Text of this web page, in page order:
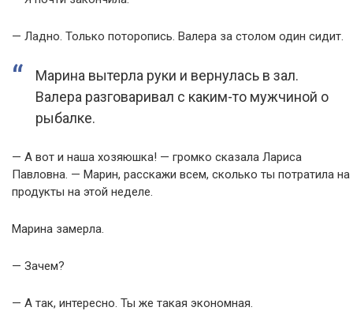
— Ладно. Только поторопись. Валера за столом один сидит.
Марина вытерла руки и вернулась в зал.
Валера разговаривал с каким-то мужчиной о
рыбалке.
— А вот и наша хозяюшка! — громко сказала Лариса
Павловна. — Марин, расскажи всем, сколько ты потратила на
продукты на этой неделе.
Марина замерла.
— Зачем?
— А так, интересно. Ты же такая экономная.